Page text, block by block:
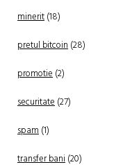
minerit(18)
pretul bitcoin(28)
promotie(2)
securitate(27)
spam(1)
transfer bani(20)